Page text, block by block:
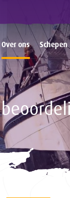
Over ons Schepen